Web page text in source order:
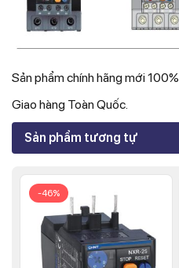
Sản phẩm chính hãng mới 100%.
Giao hàng Toàn Quốc.
Sản phẩm tương tự
-46%